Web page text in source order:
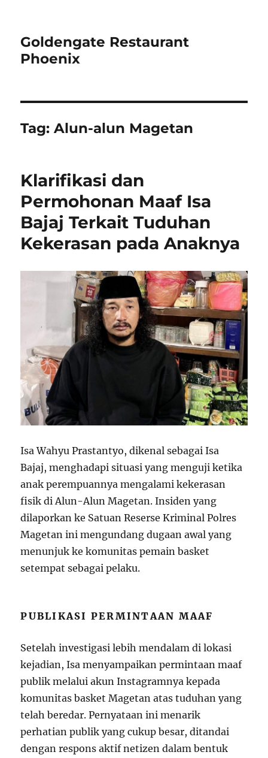
Goldengate Restaurant
Phoenix
Tag:Alun-alun Magetan
Klarifikasi dan
Permohonan Maaf Isa
Bajaj Terkait Tuduhan
Kekerasan pada Anaknya
Isa Wahyu Prastantyo, dikenal sebagai Isa
Bajaj, menghadapi situasi yang menguji ketika
anak perempuannya mengalami kekerasan
fisik di Alun-Alun Magetan. Insiden yang
dilaporkan ke Satuan Reserse Kriminal Polres
Magetan ini mengundang dugaan awal yang
menunjuk ke komunitas pemain basket
setempat sebagai pelaku.
PUBLIKASI PERMINTAAN MAAF
Setelah investigasi lebih mendalam di lokasi
kejadian, Isa menyampaikan permintaan maaf
publik melalui akun Instagramnya kepada
komunitas basket Magetan atas tuduhan yang
telah beredar. Pernyataan ini menarik
perhatian publik yang cukup besar, ditandai
dengan respons aktif netizen dalam bentuk